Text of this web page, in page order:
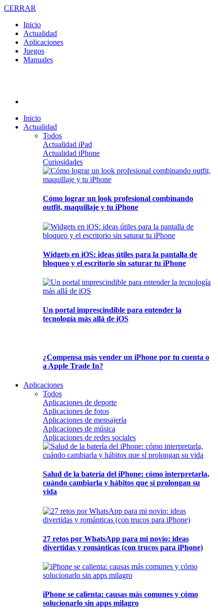
CERRAR
Inicio
Actualidad
Aplicaciones
Juegos
Manuales
Inicio
Actualidad
Todos
Actualidad iPad
Actualidad iPhone
Curiosidades
Cómo lograr un look profesional combinando
outfit, maquillaje y tu iPhone
Widgets en iOS: ideas útiles para la pantalla de
bloqueo y el escritorio sin saturar tu iPhone
Un portal imprescindible para entender la
tecnología más allá de iOS
¿Compensa más vender un iPhone por tu cuenta o
a Apple Trade In?
Aplicaciones
Todos
Aplicaciones de deporte
Aplicaciones de fotos
Aplicaciones de mensajería
Aplicaciones de música
Aplicaciones de redes sociales
Salud de la batería del iPhone: cómo interpretarla,
cuándo cambiarla y hábitos que sí prolongan su
vida
27 retos por WhatsApp para mi novio: ideas
divertidas y románticas (con trucos para iPhone)
iPhone se calienta: causas más comunes y cómo
solucionarlo sin apps milagro